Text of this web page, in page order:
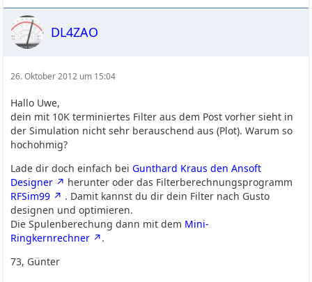
DL4ZAO
26. Oktober 2012 um 15:04
Hallo Uwe,
dein mit 10K terminiertes Filter aus dem Post vorher sieht in
der Simulation nicht sehr berauschend aus (Plot). Warum so
hochohmig?
Lade dir doch einfach beiGunthard Kraus den Ansoft
Designer
herunter oder das Filterberechnungsprogramm
RFSim99
. Damit kannst du dir dein Filter nach Gusto
designen und optimieren.
Die Spulenberechung dann mit dem Mini-
Ringkernrechner
.
73, Günter